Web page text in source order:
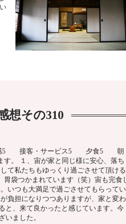
想その310
5 接客・サービス5 夕食5 朝
１、宙が家と同じ様に安心、落ち
私たちもゆっくり過ごさせて頂ける
胃袋つかまれています（笑）宙も完食
いつも大満足で過ごさせてもらってい
負担になりつつありますが、家と変わ
と、来て良かったと感じています。今
いました。